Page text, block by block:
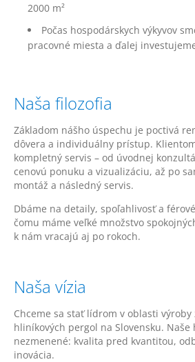
2000 m²
Počas hospodárskych výkyvov
pracovné miesta a ďalej
Naša filozofia
Základom nášho úspechu je poctivá
dôvera a individuálny prístup.
kompletný servis – od úvodnej
cenovú ponuku a vizualizáciu, až po
montáž a následný servis.
Dbáme na detaily, spoľahlivosť a
čomu máme veľké množstvo
k nám vracajú aj po rokoch.
Naša vízia
Chceme sa stať lídrom v oblasti
hliníkových pergol na Slovensku. Naše
nezmenené: kvalita pred kvantitou,
inovácia.